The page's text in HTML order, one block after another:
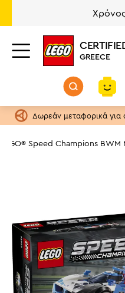
GREECE
Δωρεάν μεταφορικά
LEGO® Speed Champions